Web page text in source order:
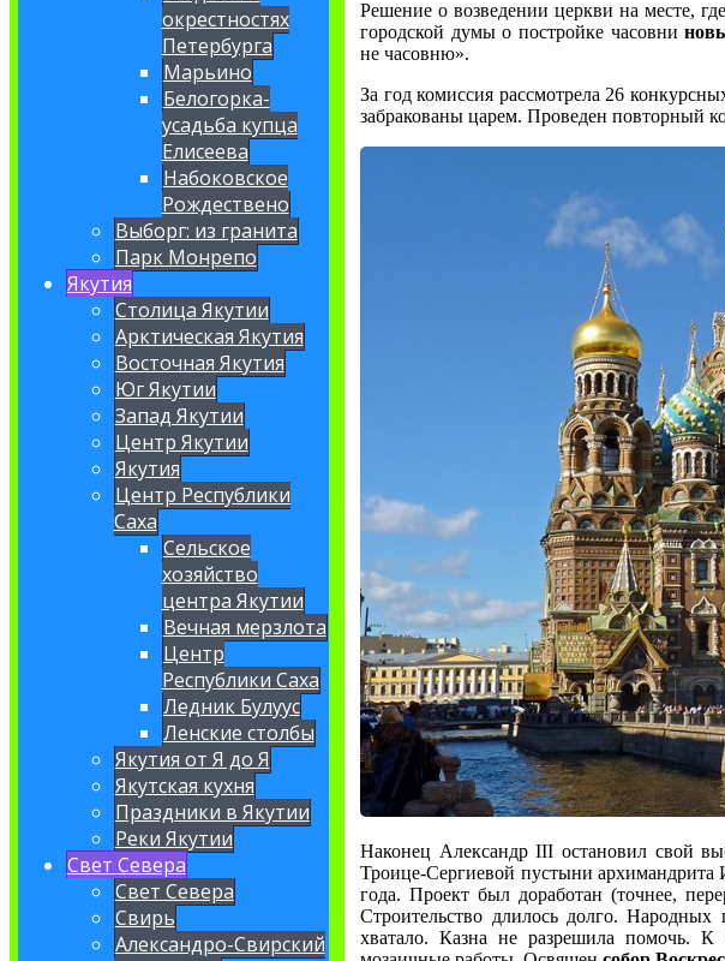
окрестностях
Петербурга
Марьино
Белогорка-
усадьба купца
Елисеева
Набоковское
Рождествено
Выборг: из гранита
Парк Монрепо
Якутия
Столица Якутии
Арктическая Якутия
Восточная Якутия
Юг Якутии
Запад Якутии
Центр Якутии
Якутия
Центр Республики
Саха
Сельское
хозяйство
центра Якутии
Вечная мерзлота
Центр
Республики Саха
Ледник Булуус
Ленские столбы
Якутия от Я до Я
Якутская кухня
Праздники в Якутии
Реки Якутии
Свет Севера
Свет Севера
Свирь
Александро-Свирский
Решение о возведении церкви на месте,
городской думы о постройке часовни
не часовню».
За год комиссия рассмотрела 26
забракованы царем. Проведен повторный
Наконец Александр III остановил свой
Троице-Сергиевой пустыни архимандрита
года. Проект был доработан (точнее,
Строительство длилось долго. Народных
хватало. Казна не разрешила помочь. К